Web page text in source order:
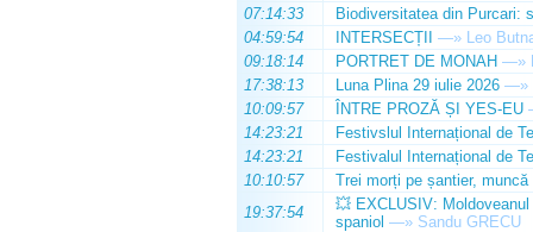
07:14:33
Biodiversitatea din Purcari:
04:59:54
INTERSECȚII —» Leo
09:18:14
PORTRET DE MONAH —»
17:38:13
Luna Plina 29 iulie 2026 —»
10:09:57
ÎNTRE PROZĂ ȘI YES-EU
14:23:21
Festivslul Internațional de
14:23:21
Festivalul Internațional de
10:10:57
Trei morți pe șantier, muncă
19:37:54
💥 EXCLUSIV:
spaniol —» Sandu GRECU